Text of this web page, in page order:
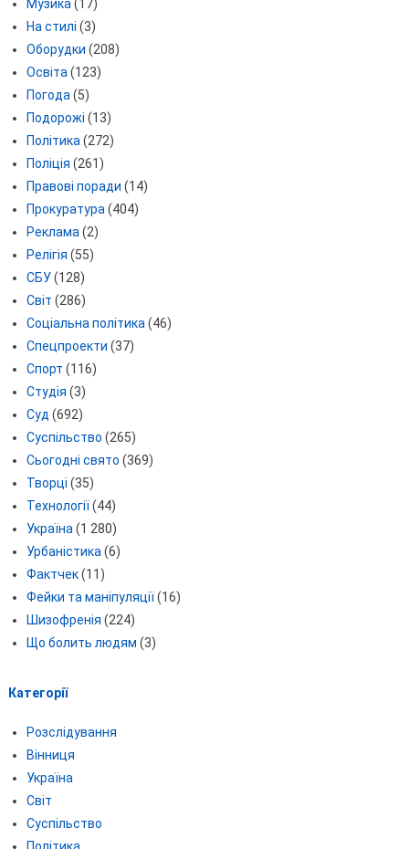
Музика (17)
На стилі (3)
Оборудки (208)
Освіта (123)
Погода (5)
Подорожі (13)
Політика (272)
Поліція (261)
Правові поради (14)
Прокуратура (404)
Реклама (2)
Релігія (55)
СБУ(128)
Світ (286)
Соціальна політика (46)
Спецпроекти (37)
Спорт (116)
Студія (3)
Суд (692)
Суспільство (265)
Сьогодні свято (369)
Творці (35)
Технології(44)
Україна (1 280)
Урбаністика (6)
Фактчек(11)
Фейки та маніпуляції(16)
Шизофренія (224)
Що болить людям (3)
Категорії
Розслідування
Вінниця
Україна
Світ
Суспільство